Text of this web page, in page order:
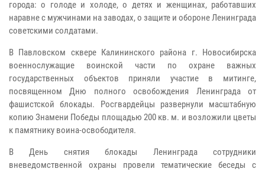
города: о голоде и холоде, о детях и женщинах, работавших
наравне с мужчинами на заводах, о защите и обороне Ленинграда
советскими солдатами.
В Павловском сквере Калининского района г. Новосибирска
военнослужащие воинской части по охране важных
государственных объектов приняли участие в митинге,
посвященном Дню полного освобождения Ленинграда от
фашистской блокады. Росгвардейцы развернули масштабную
копию Знамени Победы площадью 200 кв. м. и возложили цветы
к памятнику воина-освободителя.
В День снятия блокады Ленинграда сотрудники
вневедомственной охраны провели тематические беседы с